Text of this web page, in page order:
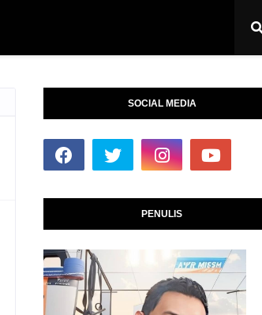
SOCIAL MEDIA
PENULIS